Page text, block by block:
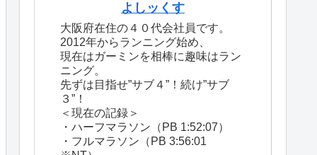
よしッくす
大阪府在住の４０代会社員です。
2012年からランニング始め、
現在はガーミンを相棒に趣味はラン
ニング。
先ずは目指せ”サブ４”！続け”サブ
３”！
＜現在の記録＞
・ハーフマラソン（PB 1:52:07）
・フルマラソン（PB 3:56:01